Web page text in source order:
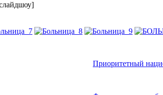
Приоритетный